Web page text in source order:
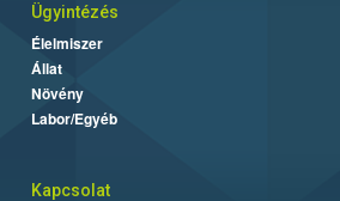
Ügyintézés
Élelmiszer
Állat
Növény
Labor/Egyéb
Kapcsolat